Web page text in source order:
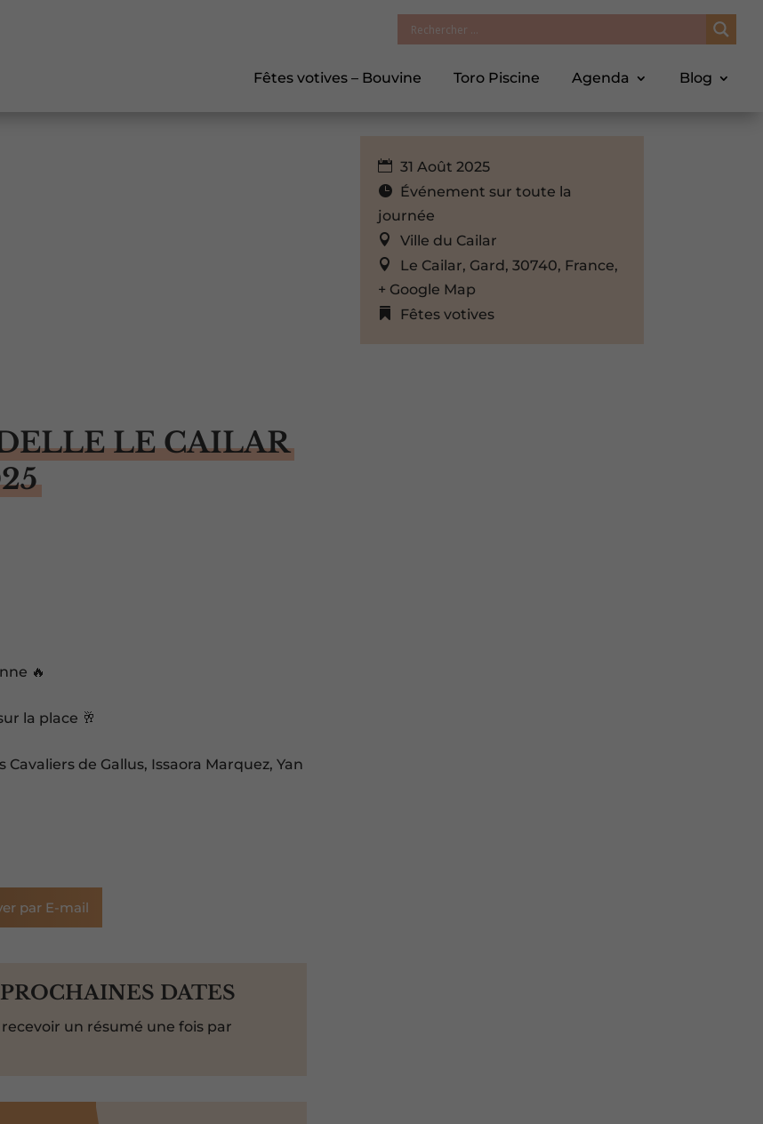
Fêtes votives – Bouvine Toro Piscine Agenda Blog
LE CAILAR
🔥
la place 🥂
de Gallus, Issaora Marquez, Yan
par E-mail
DATES
un résumé une fois par
31 Août 2025
Événement sur toute la
journée
Ville du Cailar
Le Cailar, Gard, 30740, France,
+ Google Map
Fêtes votives